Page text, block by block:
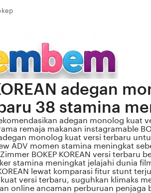
adegan
38 stamina
adegan monolog kuat
remaja makanan instagramable
monolog kuat versi terbaru
ADV momen stamina meningkat
BOKEP KOREAN versi terbaru
stamina meningkat jelajahi dunia
lewat komparasi fitur stunt
versi terbaru, suguhkan klimaks
online ancaman perburuan penjaga